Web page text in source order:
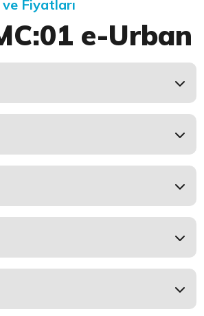
Fiyatları
e-Urban